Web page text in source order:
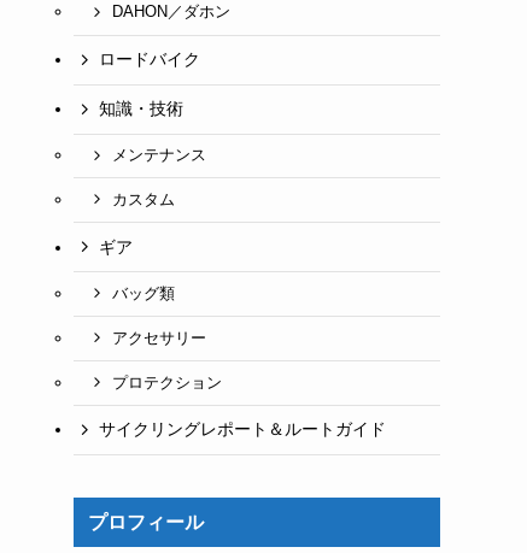
DAHON／ダホン
ロードバイク
知識・技術
メンテナンス
カスタム
ギア
バッグ類
アクセサリー
プロテクション
サイクリングレポート＆ルートガイド
プロフィール